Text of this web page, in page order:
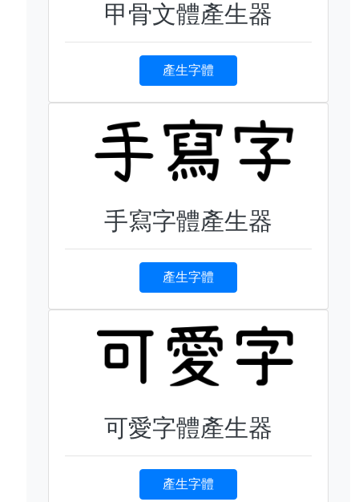
甲骨文體產生器
產生字體
手寫字體產生器
產生字體
可愛字體產生器
產生字體